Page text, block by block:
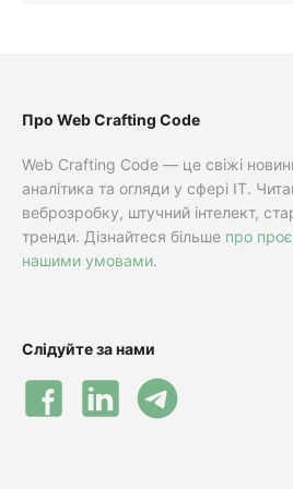
Про Web Crafting Code
Web Crafting Code — це свіжі новини
аналітика та огляди у сфері IT.
веброзробку, штучний інтелект,
тренди. Дізнайтеся більше про
нашими умовами.
Слідуйте за нами